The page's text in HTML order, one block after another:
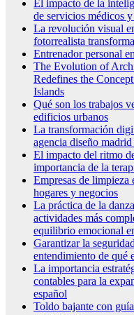
El impacto de la
de servicios médicos
La revolución visual
fotorrealista
Entrenador personal
The Evolution of
Redefines the
Islands
Qué son los trabajos
edificios urbanos
La transformación
agencia diseño
El impacto del ritmo
importancia de la
Empresas de
hogares y negocios
La práctica de la
actividades más
equilibrio emocional
Garantizar la
entendimiento de qué
La importancia
contables para la
español
Toldo bajante con